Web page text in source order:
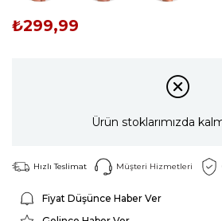
₺299,99
Ürün stoklarımızda
Hızlı Teslimat Müşteri Hizmetleri
Fiyat Düşünce Haber Ver